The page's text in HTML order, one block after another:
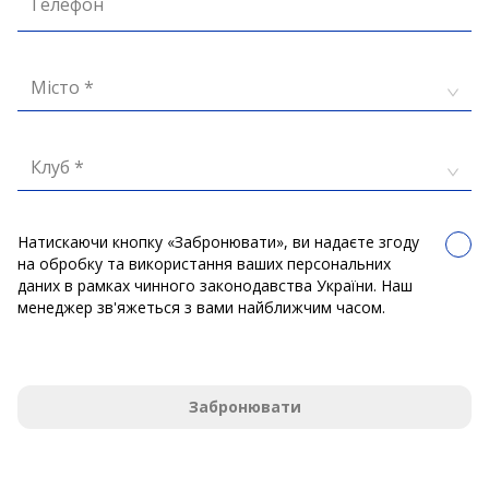
Місто *
Клуб *
Натискаючи кнопку «Забронювати», ви надаєте згоду
на обробку та використання ваших персональних
даних в рамках чинного законодавства України. Наш
менеджер зв'яжеться з вами найближчим часом.
Забронювати